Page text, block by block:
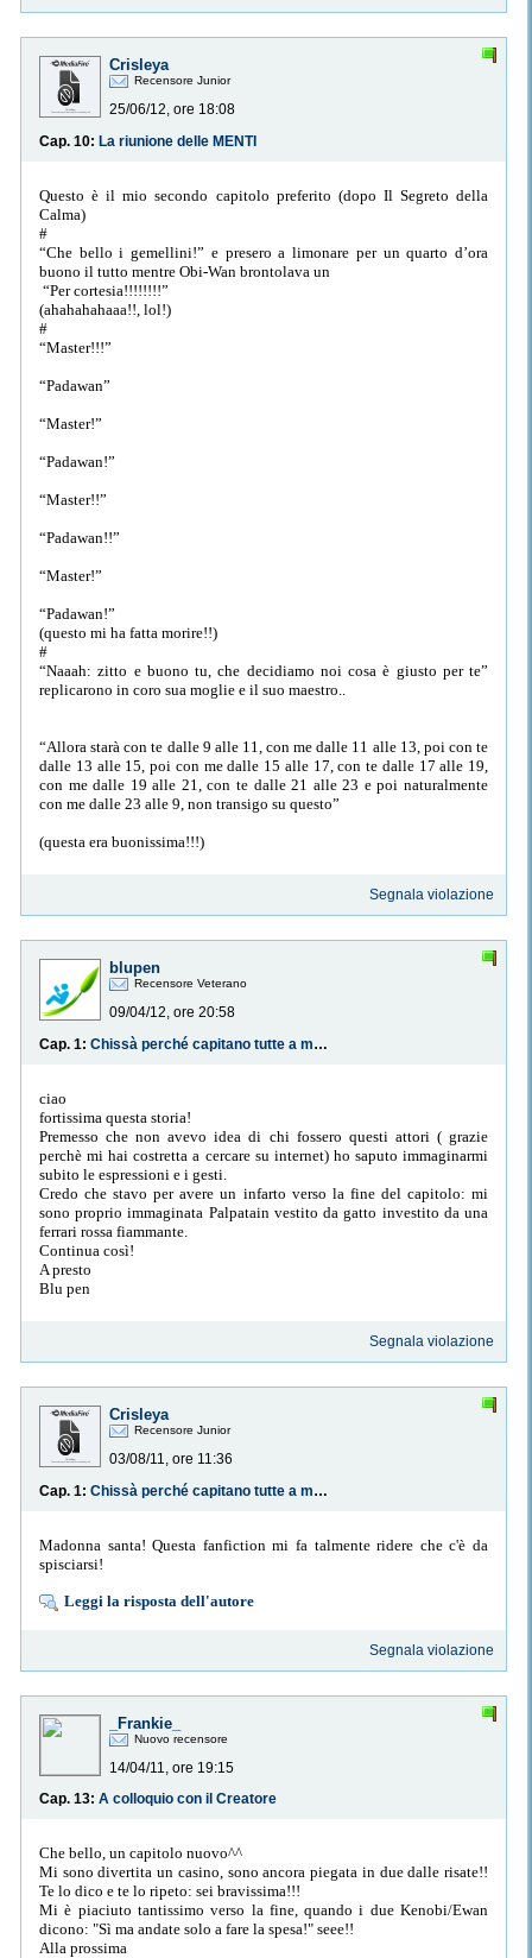
Crisleya
Recensore Junior
25/06/12, ore 18:08
Cap. 10: La riunione delle MENTI
Questo è il mio secondo capitolo preferito (dopo Il Segreto della
Calma)
#
“Che bello i gemellini!” e presero a limonare per un quarto d’ora
buono il tutto mentre Obi-Wan brontolava un
“Per cortesia!!!!!!!!”
(ahahahahaaa!!, lol!)
#
“Master!!!”
“Padawan”
“Master!”
“Padawan!”
“Master!!”
“Padawan!!”
“Master!”
“Padawan!”
(questo mi ha fatta morire!!)
#
“Naaah: zitto e buono tu, che decidiamo noi cosa è giusto per te”
replicarono in coro sua moglie e il suo maestro..
“Allora starà con te dalle 9 alle 11, con me dalle 11 alle 13, poi con te
dalle 13 alle 15, poi con me dalle 15 alle 17, con te dalle 17 alle 19,
con me dalle 19 alle 21, con te dalle 21 alle 23 e poi naturalmente
con me dalle 23 alle 9, non transigo su questo”
(questa era buonissima!!!)
Segnala violazione
blupen
Recensore Veterano
09/04/12, ore 20:58
Cap. 1:
Chissà perché capitano tutte a me...
ciao
fortissima questa storia!
Premesso che non avevo idea di chi fossero questi attori ( grazie
perchè mi hai costretta a cercare su internet) ho saputo immaginarmi
subito le espressioni e i gesti.
Credo che stavo per avere un infarto verso la fine del capitolo: mi
sono proprio immaginata Palpatain vestito da gatto investito da una
ferrari rossa fiammante.
Continua così!
A presto
Blu pen
Segnala violazione
Crisleya
Recensore Junior
03/08/11, ore 11:36
Cap. 1:
Chissà perché capitano tutte a me...
Madonna santa! Questa fanfiction mi fa talmente ridere che c'è da
spisciarsi!
Leggi la risposta dell'autore
Segnala violazione
_Frankie_
Nuovo recensore
14/04/11, ore 19:15
Cap. 13: A colloquio con il Creatore
Che bello, un capitolo nuovo^^
Mi sono divertita un casino, sono ancora piegata in due dalle risate!!
Te lo dico e te lo ripeto: sei bravissima!!!
Mi è piaciuto tantissimo verso la fine, quando i due Kenobi/Ewan
dicono: "Sì ma andate solo a fare la spesa!" seee!!
Alla prossima